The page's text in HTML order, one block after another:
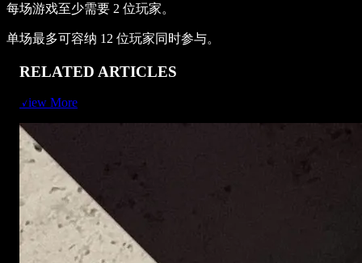
每场游戏至少需要 2 位玩家。
单场最多可容纳 12 位玩家同时参与。
RELATED ARTICLES
View More